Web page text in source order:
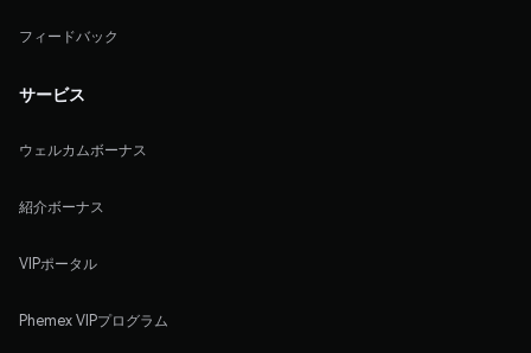
フィードバック
サービス
ウェルカムボーナス
紹介ボーナス
VIPポータル
Phemex VIPプログラム